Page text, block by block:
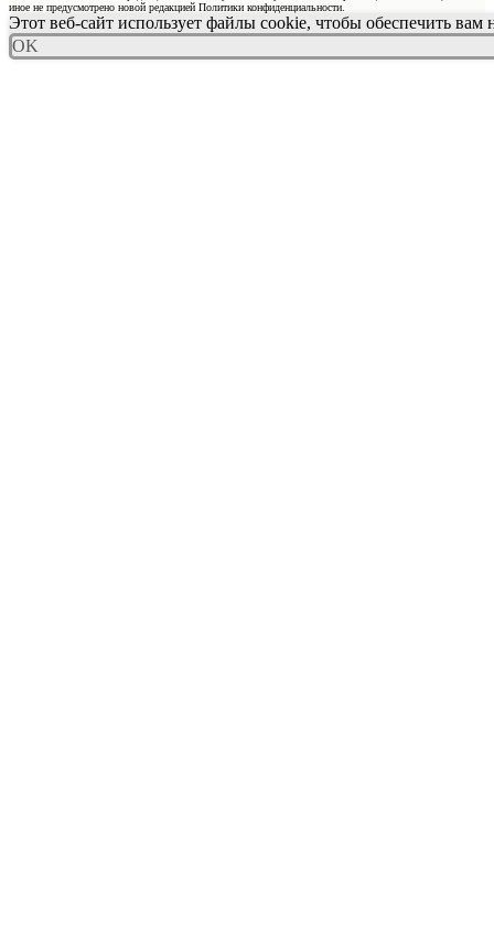
иное не предусмотрено новой редакцией Политики конфиденциальности.
Этот веб-сайт использует файлы cookie, чтобы обеспечить вам
OK